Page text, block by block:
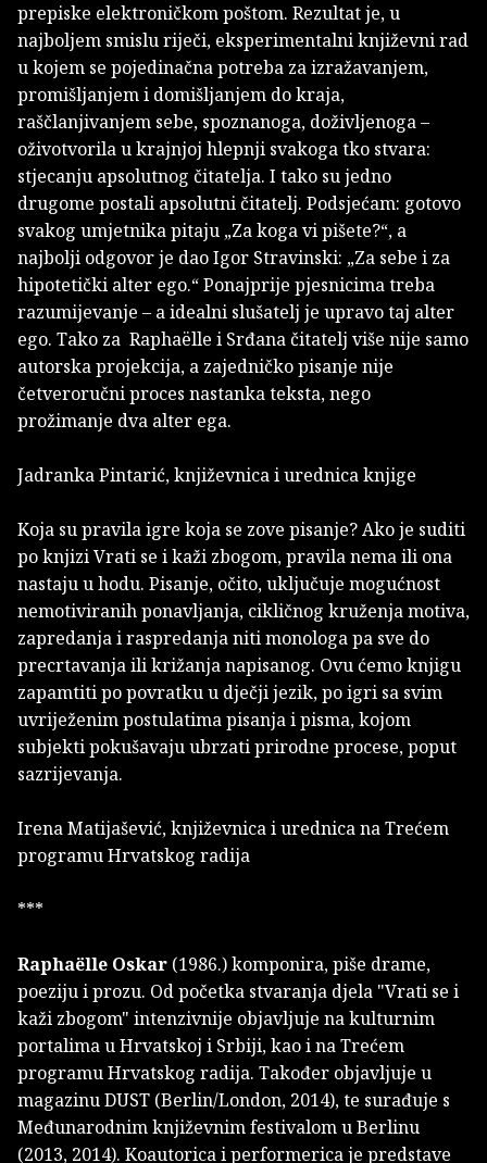
prepiske elektroničkom poštom. Rezultat je, u
najboljem smislu riječi, eksperimentalni književni rad
u kojem se pojedinačna potreba za izražavanjem,
promišljanjem i domišljanjem do kraja,
raščlanjivanjem sebe, spoznanoga, doživljenoga –
oživotvorila u krajnjoj hlepnji svakoga tko stvara:
stjecanju apsolutnog čitatelja. I tako su jedno
drugome postali apsolutni čitatelj. Podsjećam: gotovo
svakog umjetnika pitaju „Za koga vi pišete?“, a
najbolji odgovor je dao Igor Stravinski: „Za sebe i za
hipotetički alter ego.“ Ponajprije pjesnicima treba
razumijevanje – a idealni slušatelj je upravo taj alter
ego. Tako za Raphaëlle i Srđana čitatelj više nije samo
autorska projekcija, a zajedničko pisanje nije
četveroručni proces nastanka teksta, nego
prožimanje dva alter ega.
Jadranka Pintarić, književnica i urednica knjige
Koja su pravila igre koja se zove pisanje? Ako je suditi
po knjizi Vrati se i kaži zbogom, pravila nema ili ona
nastaju u hodu. Pisanje, očito, uključuje mogućnost
nemotiviranih ponavljanja, cikličnog kruženja motiva,
zapredanja i raspredanja niti monologa pa sve do
precrtavanja ili križanja napisanog. Ovu ćemo knjigu
zapamtiti po povratku u dječji jezik, po igri sa svim
uvriježenim postulatima pisanja i pisma, kojom
subjekti pokušavaju ubrzati prirodne procese, poput
sazrijevanja.
Irena Matijašević, književnica i urednica na Trećem
programu Hrvatskog radija
***
Raphaëlle Oskar (1986.) komponira, piše drame,
poeziju i prozu. Od početka stvaranja djela "Vrati se i
kaži zbogom" intenzivnije objavljuje na kulturnim
portalima u Hrvatskoj i Srbiji, kao i na Trećem
programu Hrvatskog radija. Također objavljuje u
magazinu DUST (Berlin/London, 2014), te surađuje s
Međunarodnim književnim festivalom u Berlinu
(2013, 2014). Koautorica i performerica je predstave